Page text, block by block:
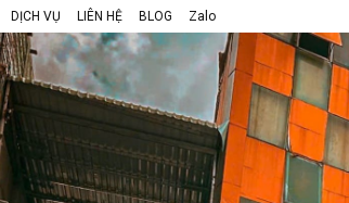
DỊCH VỤ LIÊN HỆ BLOG Zalo